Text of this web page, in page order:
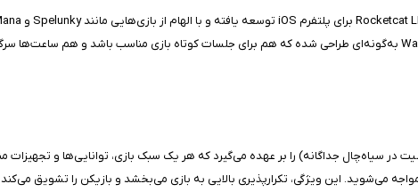
سیاه‌چال جداگانه) را بر عهده می‌گیرد که هر یک سبک بازی، توانایی‌ها و تجهیزات
می‌شوید. این ویژگی، تکرارپذیری بالایی به بازی می‌بخشد و بازیکن را تشویق می‌کند